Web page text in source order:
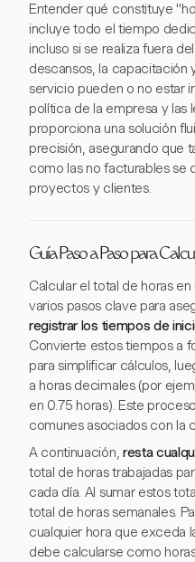
Entender qué constituye
incluye todo el tiempo
incluso si se realiza fuera
descansos, la capacitación
servicio pueden o no estar
política de la empresa y las
proporciona una solución
precisión, asegurando que
como las no facturables se
proyectos y clientes.
Guía Paso a Paso para
Calcular el total de horas
varios pasos clave para
registrar los tiempos de
Convierte estos tiempos a
para simplificar cálculos,
a horas decimales (por
en 0.75 horas). Este
comunes asociados con la
A continuación, resta
total de horas trabajadas
cada día. Al sumar estos
total de horas semanales.
cualquier hora que exceda
debe calcularse como